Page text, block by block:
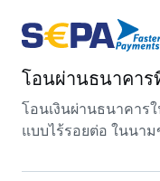
โอนผ่านธนาคาร
โอนเงินผ่านธนาคารใ
แบบไร้รอยต่อ ในนา